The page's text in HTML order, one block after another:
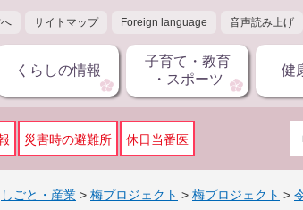
サイトマップ Foreign language 音声読み上げ
くらしの情報
子育て・教育
・スポーツ
健
災害時の避難所 休日当番医
G
o
g
しごと・産業 > 梅プロジェクト > 梅プロジェクト >